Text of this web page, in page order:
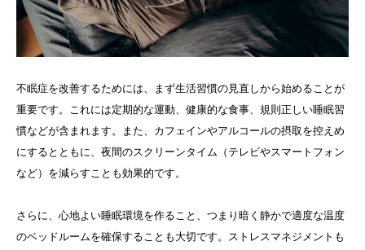
不眠症を改善するためには、まず生活習慣の見直しから始めることが
重要です。これには定期的な運動、健康的な食事、規則正しい睡眠習
慣などが含まれます。また、カフェインやアルコールの摂取を控えめ
にするとともに、夜間のスクリーンタイム（テレビやスマートフォン
など）を減らすことも効果的です。
さらに、心地よい睡眠環境を作ること、つまり暗く静かで適度な温度
のベッドルームを確保することも大切です。ストレスマネジメントも